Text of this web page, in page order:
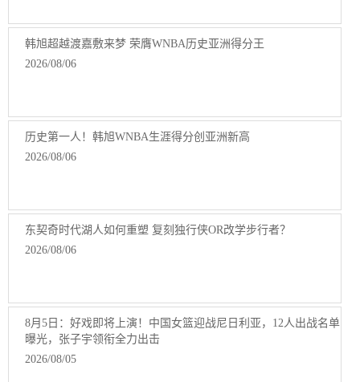
韩旭超越渡嘉敷来梦 荣膺WNBA历史亚洲得分王
2026/08/06
历史第一人！韩旭WNBA生涯得分创亚洲新高
2026/08/06
东契奇时代湖人如何重塑 复刻独行侠OR改学步行者？
2026/08/06
8月5日：好戏即将上演！中国女篮迎战尼日利亚，12人出战名单
曝光，张子宇领衔全力出击
2026/08/05